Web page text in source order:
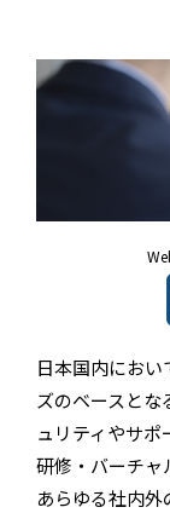
日本国内にお
ズのベースと
ュリティやサポ
研修・バーチャ
あらゆる社内